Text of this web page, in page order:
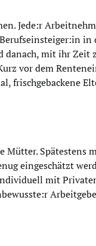
Jede:r
mit ihr Zeit
vor dem
frischgebackene
Spätestens
eingeschätzt
mit